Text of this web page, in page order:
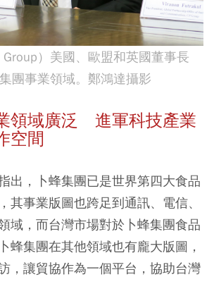
）美國、歐盟和英國董事長
團事業領域。鄭鴻達攝影
領域廣泛 進軍科技產業
空間
出，卜蜂集團已是世界第四大食品
其事業版圖也跨足到通訊、電信、
域，而台灣市場對於卜蜂集團食品
蜂集團在其他領域也有龐大版圖，
，讓貿協作為一個平台，協助台灣